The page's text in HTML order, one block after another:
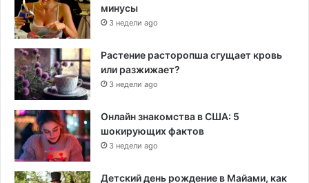
минусы
3 недели ago
Растение расторопша сгущает кровь
или разжижает?
3 недели ago
Онлайн знакомства в США: 5
шокирующих фактов
3 недели ago
Детский день рождение в Майами, как